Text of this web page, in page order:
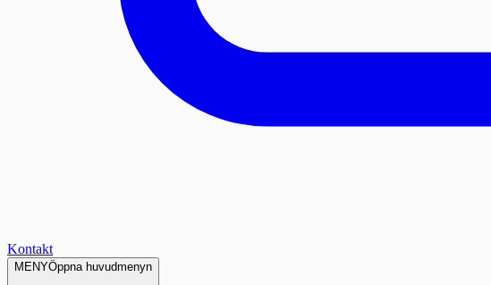
Kontakt
MENYÖppna huvudmenyn